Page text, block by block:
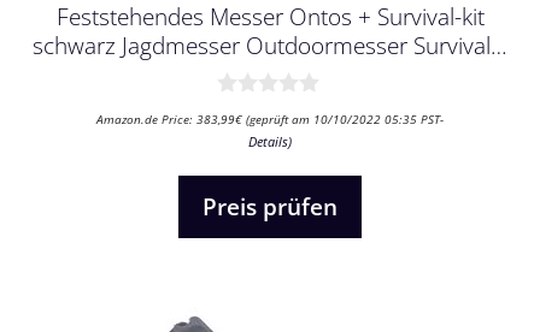
Feststehendes Messer Ontos + Survival-kit
schwarz Jagdmesser Outdoormesser Survival…
v
Amazon.de Price: 383,99€ (geprüft am 10/10/2022 05:35 PST-
Details)
Preis prüfen